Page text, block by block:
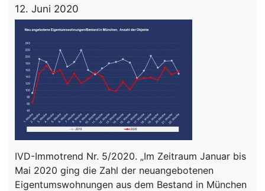
12. Juni 2020
IVD-Immotrend Nr. 5/2020. „Im Zeitraum Januar bis
Mai 2020 ging die Zahl der neuangebotenen
Eigentumswohnungen aus dem Bestand in München